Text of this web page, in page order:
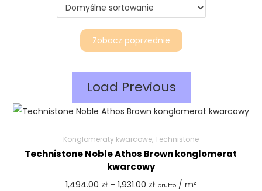
Zobacz poprzednie
Load Previous
Konglomeraty kwarcowe,Technistone
Technistone Noble Athos Brown konglomerat
kwarcowy
1,494.00 zł – 1,931.00 zł brutto/ m²